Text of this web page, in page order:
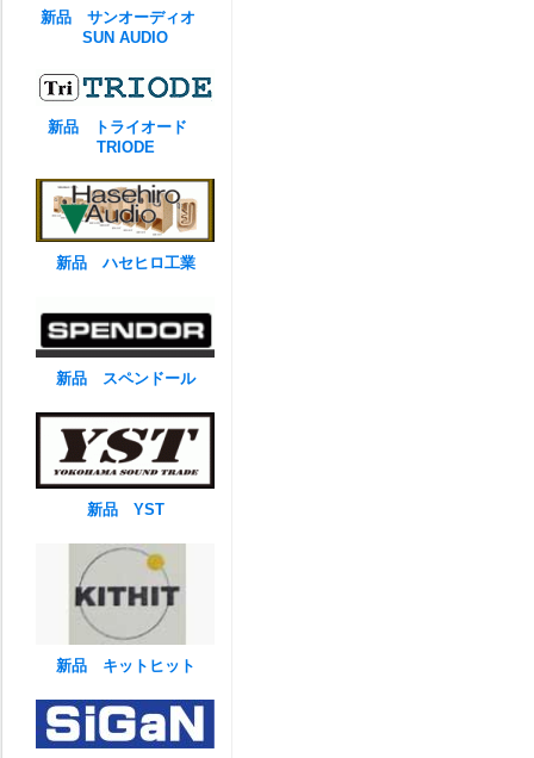
新品 サンオーディオ
SUN AUDIO
新品 トライオード
TRIODE
新品 ハセヒロ工業
新品 スペンドール
新品 YST
新品 キットヒット